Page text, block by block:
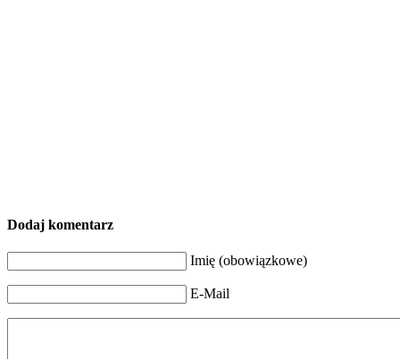
Dodaj komentarz
Imię (obowiązkowe)
E-Mail